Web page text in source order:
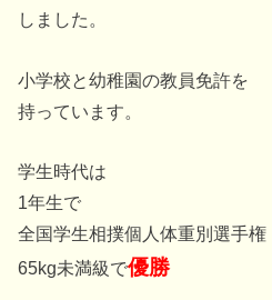
しました。
小学校と幼稚園の教員免許を
持っています。
学生時代は
1年生で
全国学生相撲個人体重別選手権
65kg未満級で優勝